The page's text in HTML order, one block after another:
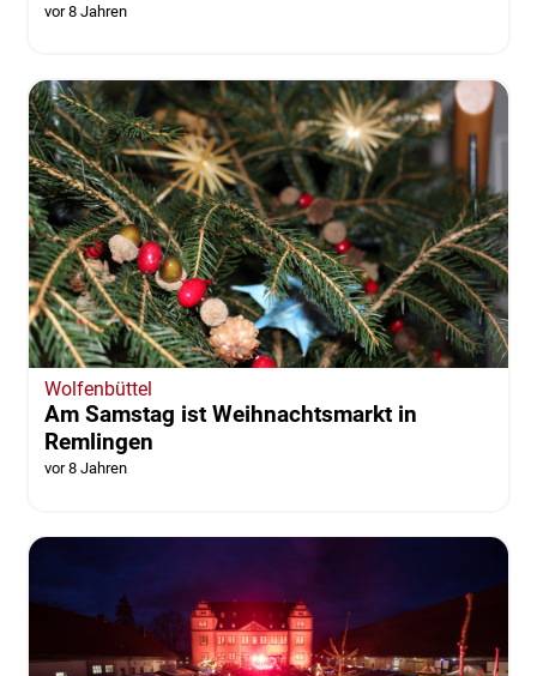
vor 8 Jahren
Wolfenbüttel
Am Samstag ist Weihnachtsmarkt in
Remlingen
vor 8 Jahren